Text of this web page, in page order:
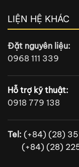
LIỆN HỆ KHÁC
Đặt nguyên liệu:
0968 111 339
Hỗ trợ kỹ thuật:
0918 779 138
Tel: (+84) (28)
(+84) (28)